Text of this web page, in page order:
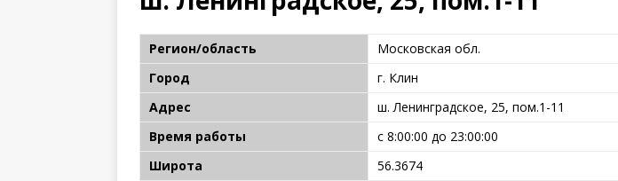
Регион/область
Московская обл.
Город
г. Клин
Адрес
ш. Ленинградское, 25, пом.1-11
Время работы
с 8:00:00 до 23:00:00
Широта
56.3674